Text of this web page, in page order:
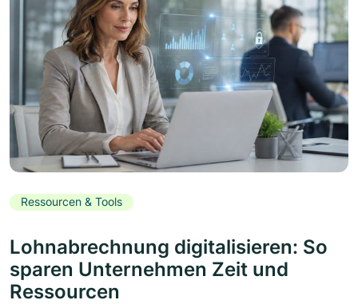
Ressourcen & Tools
Lohnabrechnung digitalisieren: So
sparen Unternehmen Zeit und
Ressourcen